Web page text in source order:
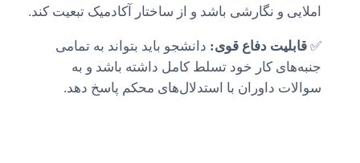
املایی و نگارشی باشد و از ساختار آکادمیک تبعیت کند.
✅ قابلیت دفاع قوی: دانشجو باید بتواند به تمامی
جنبه‌های کار خود تسلط کامل داشته باشد و به
سوالات داوران با استدلال‌های محکم پاسخ دهد.